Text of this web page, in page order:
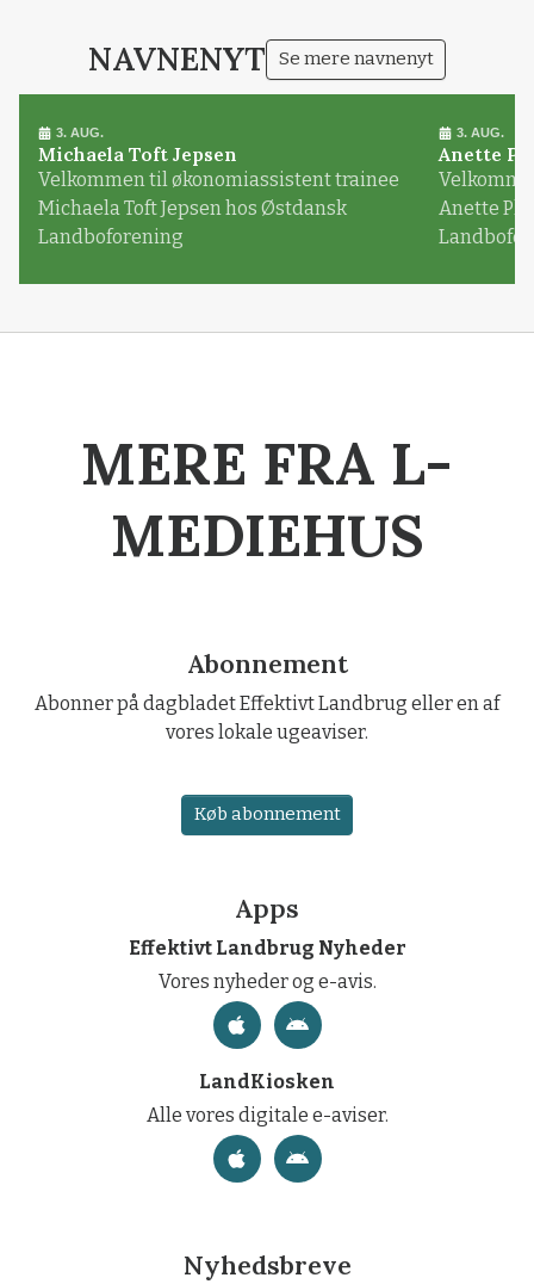
NAVNENYT Se mere navnenyt
3. AUG.
Michaela Toft Jepsen
Velkommen til økonomiassistent trainee
Michaela Toft Jepsen hos Østdansk
Landboforening
3. AUG.
Anette
Anette
MERE FRA L-
MEDIEHUS
Abonnement
Abonner på dagbladet Effektivt Landbrug eller en af
vores lokale ugeaviser.
Køb abonnement
Apps
Effektivt Landbrug Nyheder
Vores nyheder og e-avis.
LandKiosken
Alle vores digitale e-aviser.
Nyhedsbreve